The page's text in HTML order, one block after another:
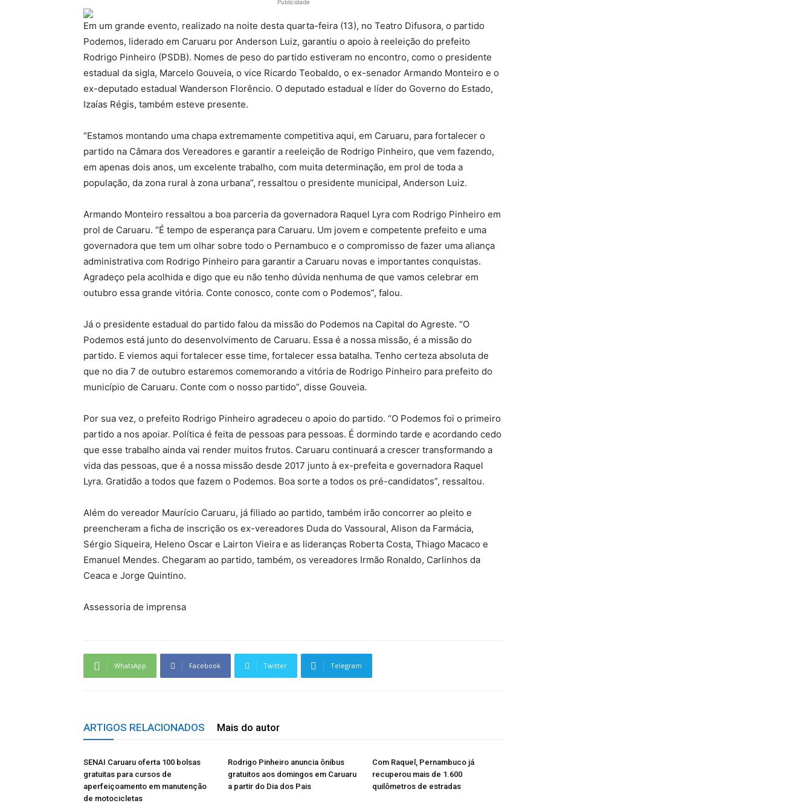
Publicidade
Em um grande evento, realizado na noite desta quarta-feira (13), no Teatro Difusora, o partido
Podemos, liderado em Caruaru por Anderson Luiz, garantiu o apoio à reeleição do prefeito
Rodrigo Pinheiro (PSDB). Nomes de peso do partido estiveram no encontro, como o presidente
estadual da sigla, Marcelo Gouveia, o vice Ricardo Teobaldo, o ex-senador Armando Monteiro e o
ex-deputado estadual Wanderson Florêncio. O deputado estadual e líder do Governo do Estado,
Izaías Régis, também esteve presente.
“Estamos montando uma chapa extremamente competitiva aqui, em Caruaru, para fortalecer o
partido na Câmara dos Vereadores e garantir a reeleição de Rodrigo Pinheiro, que vem fazendo,
em apenas dois anos, um excelente trabalho, com muita determinação, em prol de toda a
população, da zona rural à zona urbana”, ressaltou o presidente municipal, Anderson Luiz.
Armando Monteiro ressaltou a boa parceria da governadora Raquel Lyra com Rodrigo Pinheiro em
prol de Caruaru. “É tempo de esperança para Caruaru. Um jovem e competente prefeito e uma
governadora que tem um olhar sobre todo o Pernambuco e o compromisso de fazer uma aliança
administrativa com Rodrigo Pinheiro para garantir a Caruaru novas e importantes conquistas.
Agradeço pela acolhida e digo que eu não tenho dúvida nenhuma de que vamos celebrar em
outubro essa grande vitória. Conte conosco, conte com o Podemos”, falou.
Já o presidente estadual do partido falou da missão do Podemos na Capital do Agreste. “O
Podemos está junto do desenvolvimento de Caruaru. Essa é a nossa missão, é a missão do
partido. E viemos aqui fortalecer esse time, fortalecer essa batalha. Tenho certeza absoluta de
que no dia 7 de outubro estaremos comemorando a vitória de Rodrigo Pinheiro para prefeito do
município de Caruaru. Conte com o nosso partido”, disse Gouveia.
Por sua vez, o prefeito Rodrigo Pinheiro agradeceu o apoio do partido. “O Podemos foi o primeiro
partido a nos apoiar. Política é feita de pessoas para pessoas. É dormindo tarde e acordando cedo
que esse trabalho ainda vai render muitos frutos. Caruaru continuará a crescer transformando a
vida das pessoas, que é a nossa missão desde 2017 junto à ex-prefeita e governadora Raquel
Lyra. Gratidão a todos que fazem o Podemos. Boa sorte a todos os pré-candidatos”, ressaltou.
Além do vereador Maurício Caruaru, já filiado ao partido, também irão concorrer ao pleito e
preencheram a ficha de inscrição os ex-vereadores Duda do Vassoural, Alison da Farmácia,
Sérgio Siqueira, Heleno Oscar e Lairton Vieira e as lideranças Roberta Costa, Thiago Macaco e
Emanuel Mendes. Chegaram ao partido, também, os vereadores Irmão Ronaldo, Carlinhos da
Ceaca e Jorge Quintino.
Assessoria de imprensa
WhatsApp Facebook Twitter Telegram
ARTIGOS RELACIONADOS Mais do autor
SENAI Caruaru oferta 100 bolsas
gratuitas para cursos de
aperfeiçoamento em manutenção
de motocicletas
Rodrigo Pinheiro anuncia ônibus
gratuitos aos domingos em Caruaru
a partir do Dia dos Pais
Com Raquel, Pernambuco já
recuperou mais de 1.600
quilômetros de estradas